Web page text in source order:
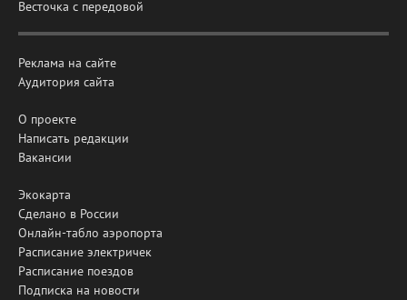
Весточка с передовой
Реклама на сайте
Аудитория сайта
О проекте
Написать редакции
Вакансии
Экокарта
Сделано в России
Онлайн-табло аэропорта
Расписание электричек
Расписание поездов
Подписка на новости